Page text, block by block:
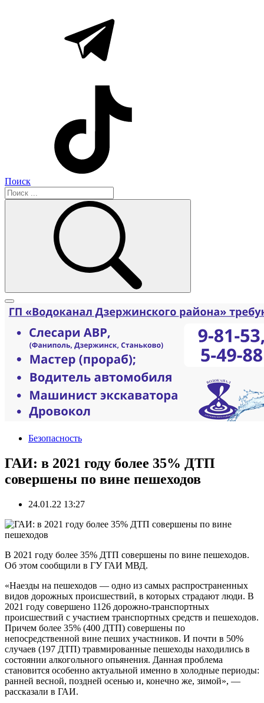
Поиск
Безопасность
ГАИ: в 2021 году более 35% ДТП
совершены по вине пешеходов
24.01.22 13:27
В 2021 году более 35% ДТП совершены по вине пешеходов.
Об этом сообщили в ГУ ГАИ МВД.
«Наезды на пешеходов — одно из самых распространенных
видов дорожных происшествий, в которых страдают люди. В
2021 году совершено 1126 дорожно-транспортных
происшествий с участием транспортных средств и пешеходов.
Причем более 35% (400 ДТП) совершены по
непосредственной вине пеших участников. И почти в 50%
случаев (197 ДТП) травмированные пешеходы находились в
состоянии алкогольного опьянения. Данная проблема
становится особенно актуальной именно в холодные периоды:
ранней весной, поздней осенью и, конечно же, зимой», —
рассказали в ГАИ.